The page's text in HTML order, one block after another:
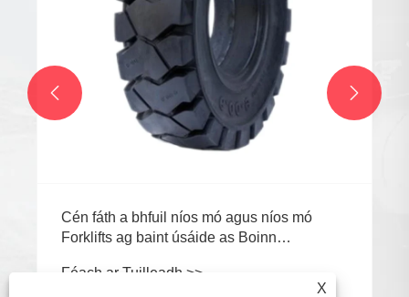
Cén fáth a bhfuil níos mó agus níos mó
Forklifts ag baint úsáide as Boinn
Féach ar Tuilleadh >>
 
X